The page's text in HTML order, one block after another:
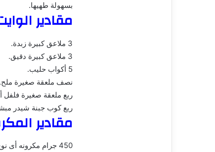
بسهولة طهيها.
مقادير
3 ملاعق كبيرة زبدة.
3 ملاعق كبيرة دقيق.
5 أكواب حليب.
نصف ملعقة صغيرة ملح.
ربع ملعقة صغيرة فلفل
ربع كوب جبنة شيدر
مقادير
450 جرام مكرونه أى نوع.